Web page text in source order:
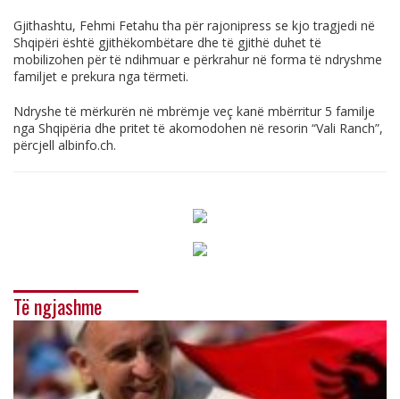
Gjithashtu, Fehmi Fetahu tha për rajonipress se kjo tragjedi në
Shqipëri është gjithëkombëtare dhe të gjithë duhet të
mobilizohen për të ndihmuar e përkrahur në forma të ndryshme
familjet e prekura nga tërmeti.
Ndryshe të mërkurën në mbrëmje veç kanë mbërritur 5 familje
nga Shqipëria dhe pritet të akomodohen në resorin “Vali Ranch”,
përcjell albinfo.ch.
Të ngjashme